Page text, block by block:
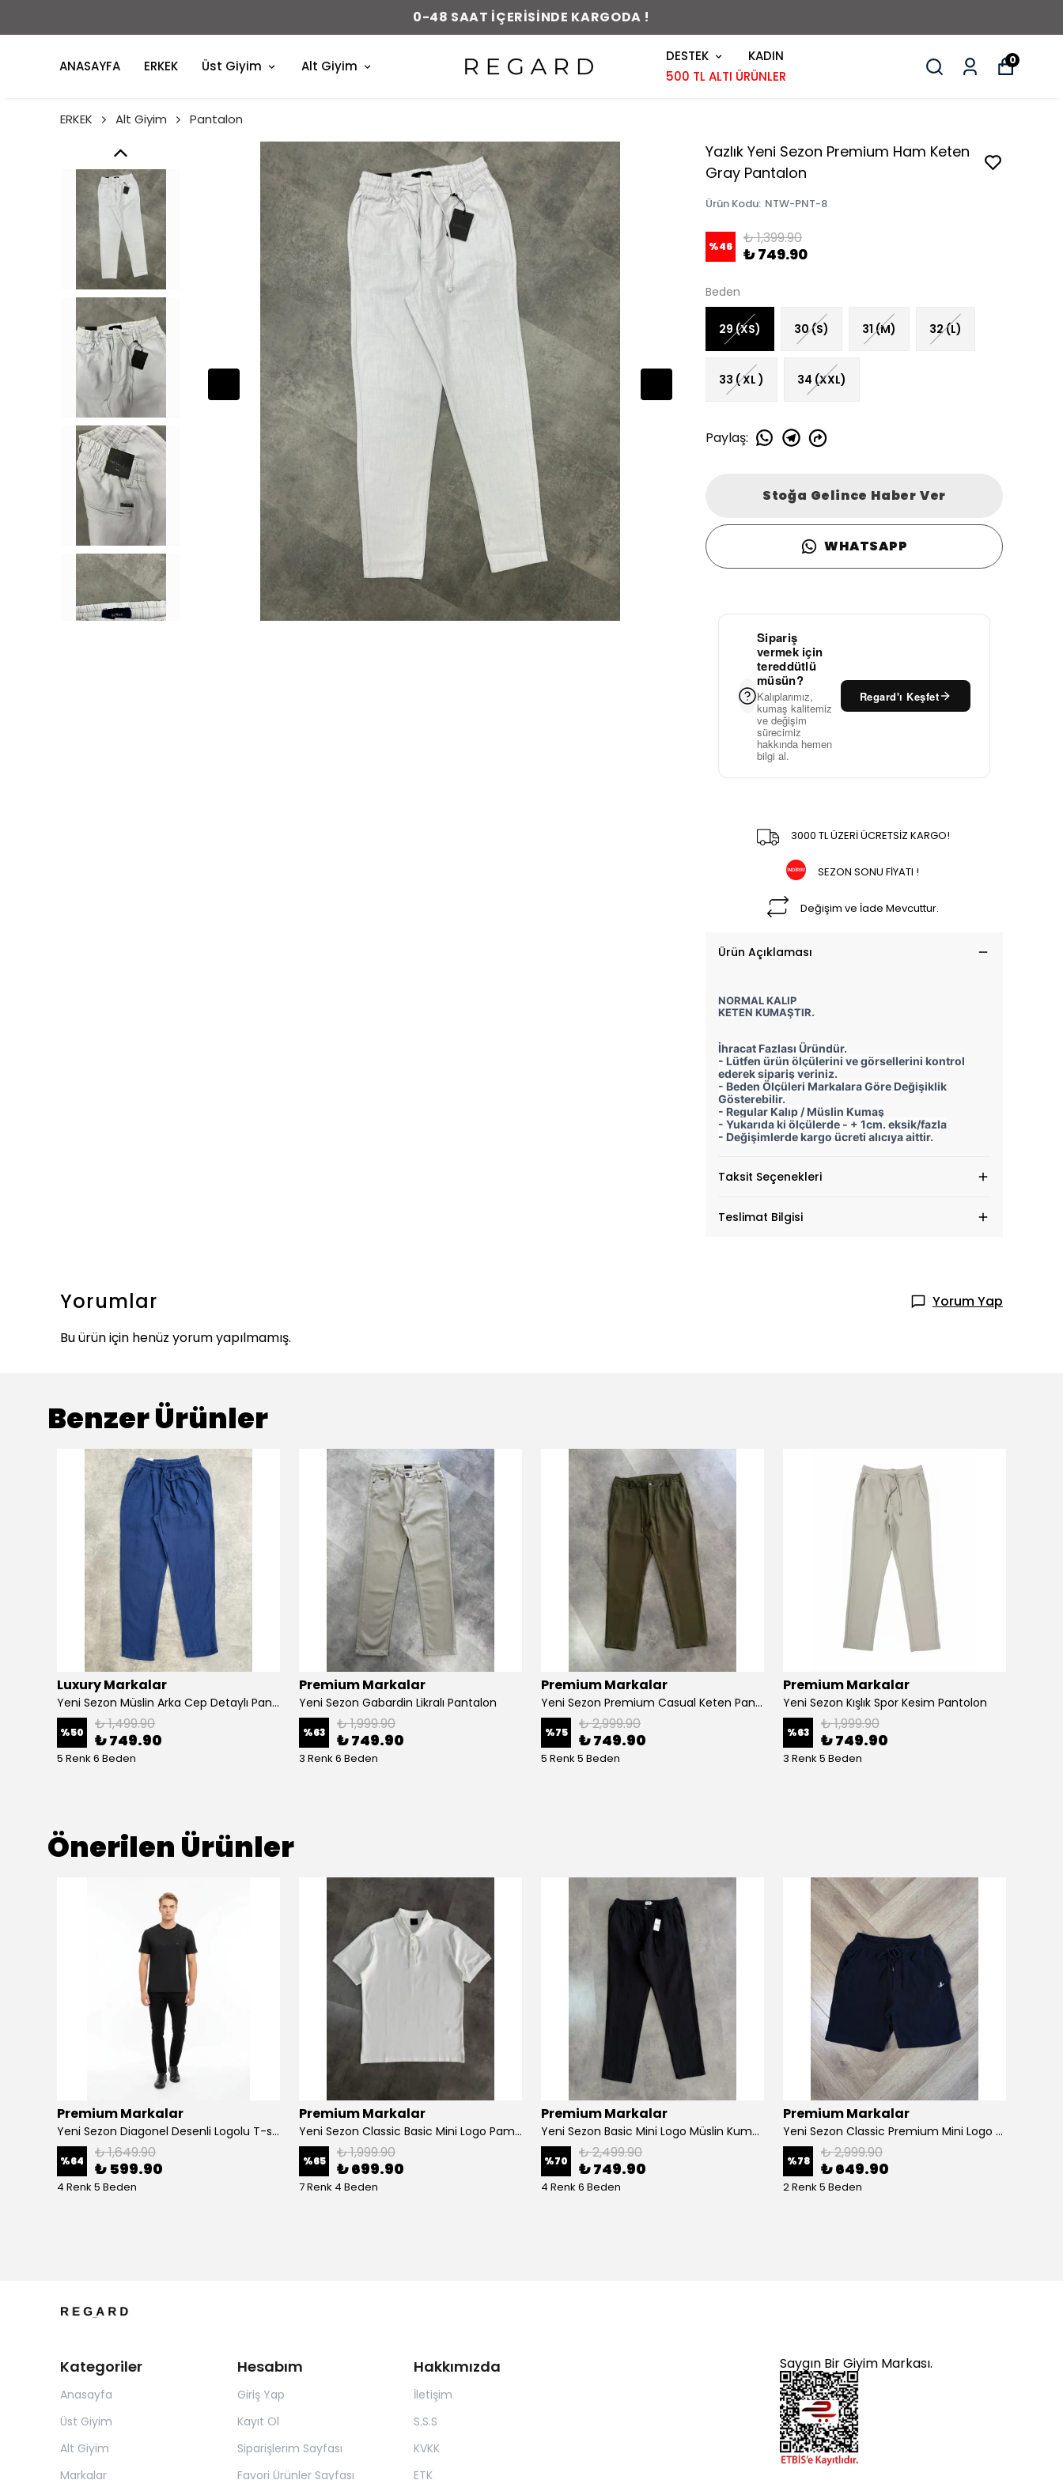
0-48 SAAT İÇERİSİNDE KARGODA !
ANASAYFA ERKEK Üst Giyim Alt Giyim
DESTEK
KADIN
500 TL ALTI ÜRÜNLER
0
ERKEK Alt Giyim Pantalon
Yazlık Yeni Sezon Premium Ham Keten
Gray Pantalon
Ürün Kodu: NTW-PNT-8
%46 ₺ 1,399.90
₺ 749.90
Beden
29 (XS) 30 (S) 31 (M) 32 (L)
33 ( XL ) 34 (XXL)
Paylaş:
Stoğa Gelince Haber Ver
WHATSAPP
Sipariş
vermek için
tereddütlü
müsün?
Kalıplarımız,
kumaş kalitemiz
ve değişim
sürecimiz
hakkında hemen
bilgi al.
Regard'ı Keşfet
3000 TL ÜZERİ ÜCRETSİZ KARGO!
SEZON SONU FİYATI !
Değişim ve İade Mevcuttur.
Ürün Açıklaması
NORMAL KALIP
KETEN KUMAŞTIR.
İhracat Fazlası Üründür.
- Lütfen ürün ölçülerini ve görsellerini kontrol
ederek sipariş veriniz.
- Beden Ölçüleri Markalara Göre Değişiklik
Gösterebilir.
- Regular Kalıp / Müslin Kumaş
- Yukarıda ki ölçülerde - + 1cm. eksik/fazla
- Değişimlerde kargo ücreti alıcıya aittir.
Taksit Seçenekleri
Teslimat Bilgisi
Yorumlar
Yorum Yap
Bu ürün için henüz yorum yapılmamış.
Benzer Ürünler
Luxury Markalar
Yeni Sezon Müslin Arka Cep Detaylı Pantalon
%50 ₺ 1,499.90
₺ 749.90
5 Renk 6 Beden
Premium Markalar
Yeni Sezon Gabardin Likralı Pantalon
%63 ₺ 1,999.90
₺ 749.90
3 Renk 6 Beden
Premium Markalar
Yeni Sezon Premium Casual Keten Pantolon
%75 ₺ 2,999.90
₺ 749.90
5 Renk 5 Beden
Premium Markalar
Yeni Sezon Kışlık Spor Kesim Pantolon
%63 ₺ 1,999.90
₺ 749.90
3 Renk 5 Beden
Önerilen Ürünler
Premium Markalar
Yeni Sezon Diagonel Desenli Logolu T-shirt
%64 ₺ 1,649.90
₺ 599.90
4 Renk 5 Beden
Premium Markalar
Yeni Sezon Classic Basic Mini Logo Pamuk Pike Polo Yaka
%65 ₺ 1,999.90
₺ 699.90
7 Renk 4 Beden
Premium Markalar
Yeni Sezon Basic Mini Logo Müslin Kumaş Pantolon
%70 ₺ 2,499.90
₺ 749.90
4 Renk 6 Beden
Premium Markalar
Yeni Sezon Classic Premium Mini Logo Regular Casual Müslin Şort
%78 ₺ 2,999.90
₺ 649.90
2 Renk 5 Beden
Kategoriler
Anasayfa
Üst Giyim
Alt Giyim
Markalar
Hesabım
Giriş Yap
Kayıt Ol
Siparişlerim Sayfası
Favori Ürünler Sayfası
Hakkımızda
İletişim
S.S.S
KVKK
ETK
Saygın Bir Giyim Markası.